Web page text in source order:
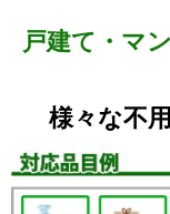
戸建て・マ
様々な不